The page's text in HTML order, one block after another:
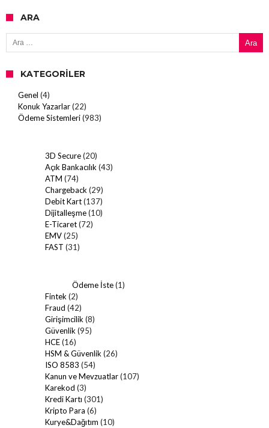
ARA
Arama:
KATEGORILER
Genel (4)
Konuk Yazarlar(22)
Ödeme Sistemleri(983)
3D Secure(20)
Açık Bankacılık (43)
ATM (74)
Chargeback (29)
Debit Kart(137)
Dijitalleşme(10)
E-Ticaret(72)
EMV(25)
FAST (31)
Ödeme İste(1)
Fintek (2)
Fraud (42)
Girişimcilik (8)
Güvenlik (95)
HCE(16)
HSM & Güvenlik (26)
ISO 8583 (54)
Kanun ve Mevzuatlar(107)
Karekod (3)
Kredi Kartı (301)
Kripto Para (6)
Kurye&Dağıtım (10)